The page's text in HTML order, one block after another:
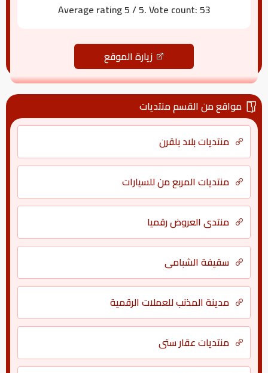
Average rating5/ 5. Vote count:53
زيارة الموقع
مواقع من القسم منتديات
منتديات بلاد بلقرن
منتديات المربع من للسيارات
منتدى العروض رقميا
سقيفة الشبامي
مدينة المذنب للعملات الرقمية
منتديات عقار ستي